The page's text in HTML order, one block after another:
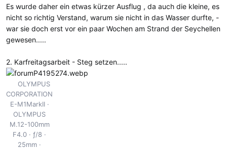
Es wurde daher ein etwas kürzer Ausflug , da auch die kleine, es
nicht so richtig Verstand, warum sie nicht in das Wasser durfte, -
war sie doch erst vor ein paar Wochen am Strand der Seychellen
gewesen.....
2. Karfreitagsarbeit - Steg setzen.....
OLYMPUS
CORPORATION
E-M1MarkII
OLYMPUS
M.12-100mm
F4.0
ƒ/8
25mm